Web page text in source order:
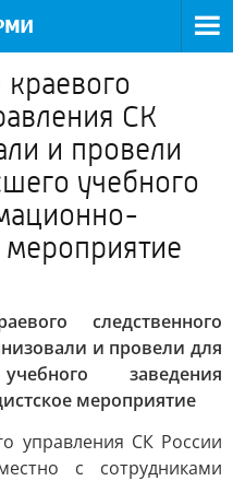
СК
и провели
учебного
мероприятие
следственного
и провели для
заведения
мероприятие
управления СК России
с сотрудниками